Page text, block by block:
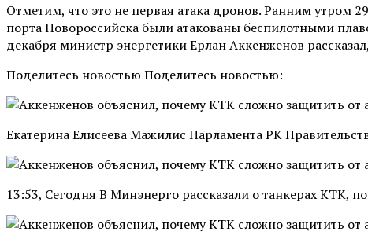
Отметим, что это не первая атака дронов. Ранним утром
порта Новороссийска были атакованы беспилотными
декабря министр энергетики Ерлан Аккенженов
Поделитесь новостью Поделитесь новостью:
Екатерина Елисеева Мажилис Парламента РК
13:53, Сегодня В Минэнерго рассказали о танкерах КТК,